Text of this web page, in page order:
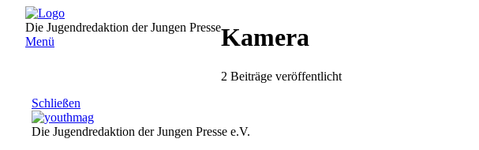
Direkt
zum
Inhalt
Die Jugendredaktion der Jungen Presse
Menü
Kamera
2 Beiträge veröffentlicht
Schließen
Die Jugendredaktion der Jungen Presse e.V.